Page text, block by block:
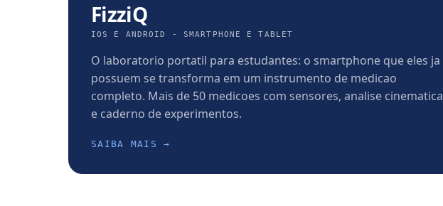
FizziQ
IOS E ANDROID - SMARTPHONE E TABLET
O laboratorio portatil para estudantes: o smartphone que eles ja
possuem se transforma em um instrumento de medicao
completo. Mais de 50 medicoes com sensores, analise cinematica
e caderno de experimentos.
SAIBA MAIS →